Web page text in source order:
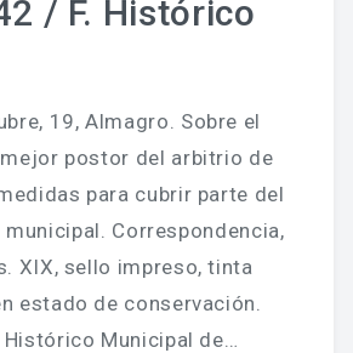
/ F. Histórico
19, Almagro. Sobre el
postor del arbitrio de
para cubrir parte del
Correspondencia,
XIX, sello impreso, tinta
estado de conservación.
Municipal de…